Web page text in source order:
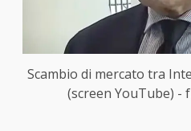
Scambio di mercato tra
(screen YouTube) -